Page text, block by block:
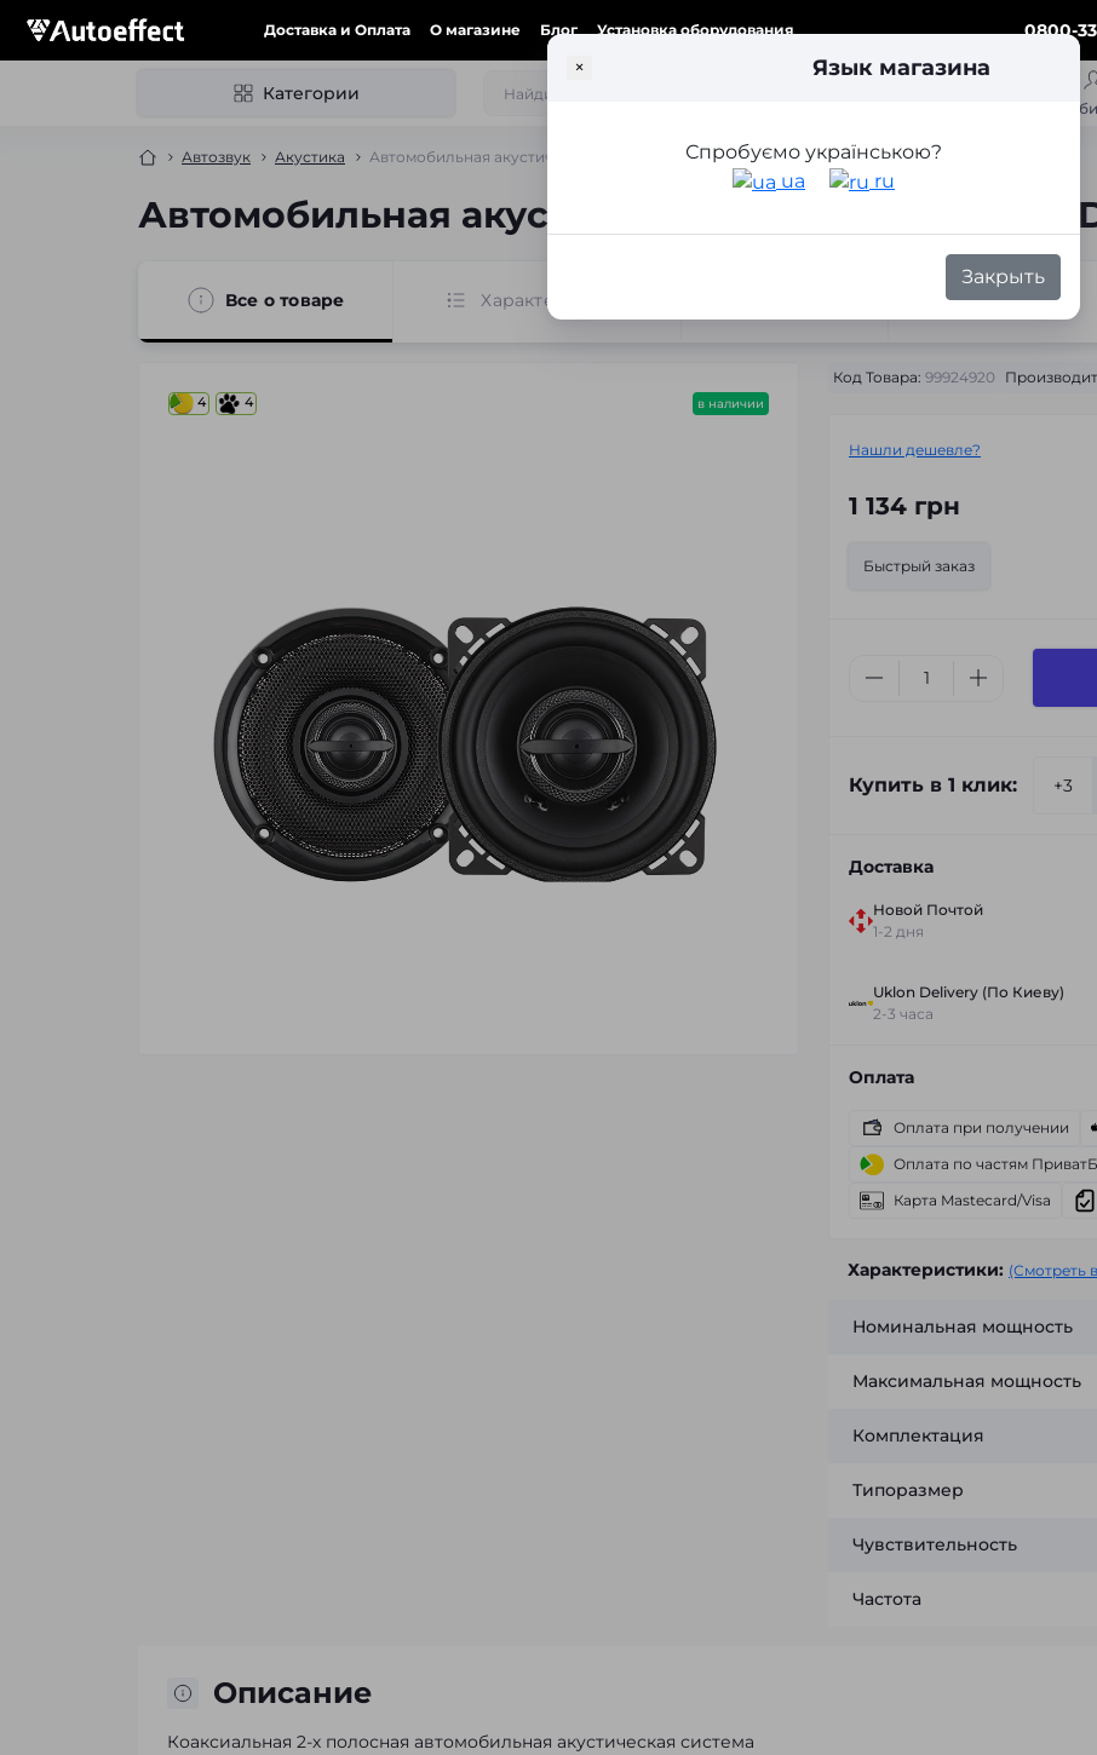
Доставка и Оплата О магазине Блог Установка оборудования 0800-
Категории
Автозвук Акустика Автомобильная акустическая система DECKER DS-102 4″
× Язык магазина
Спробуємо українською?
ua
ru
Закрыть
Автомобильная акустическая система DECKER
Все о товаре Характеристики Вопросы
4 4 в наличии
Код Товара: 99924920
Нашли дешевле?
1 134 грн
Быстрый заказ
Купить в 1 клик:
Доставка
Новой Почтой
1-2 дня
Uklon Delivery (По Киеву)
2-3 часа
Оплата
Оплата при получении
Оплата по частям
Карта Mastecard/Visa
Характеристики: (Смотреть
Номинальная мощность
Максимальная мощность
Комплектация
Типоразмер
Чувствительность
Частота
Описание
Коаксиальная 2-х полосная автомобильная акустическая система